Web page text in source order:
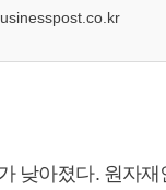
낮아졌다. 원자재